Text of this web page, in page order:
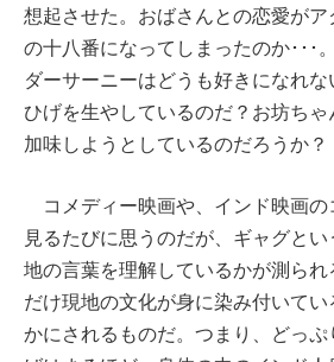
想起させた。おばさんとの恋愛が
の十八番になってしまったのか･･･
ダーサーニーはどうも好きになれ
ひげを生やしているのだ？お坊ち
加味しようとしているのだろうか？
コメディー映画や、インド映画の
見るたびに思うのだが、ギャグと
地の言葉を理解しているかが測ら
だけ現地の文化が身に染み付いて
かにされるものだ。つまり、どっ